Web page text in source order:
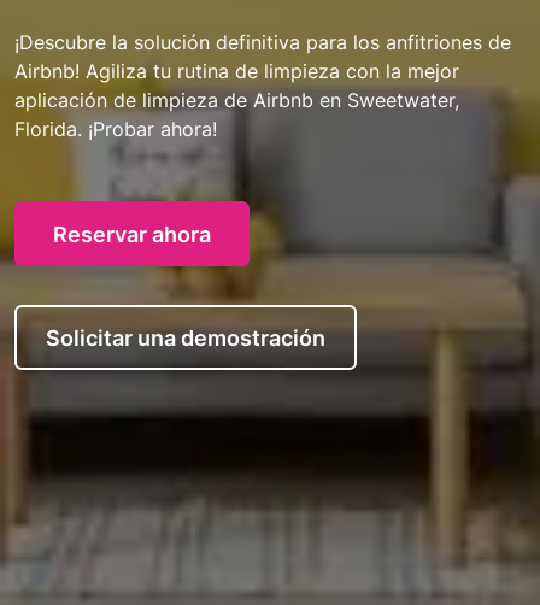
¡Descubre la solución definitiva para los anfitriones de
Airbnb! Agiliza tu rutina de limpieza con la mejor
aplicación de limpieza de Airbnb en Sweetwater,
Florida. ¡Probar ahora!
Reservar ahora
Solicitar una demostración